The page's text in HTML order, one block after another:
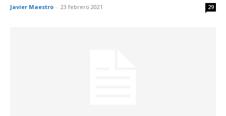
Javier Maestro - 23 febrero 2021 29